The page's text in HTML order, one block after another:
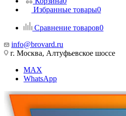
Избранные товары0
Сравнение товаров0
info@brovard.ru
г. Москва, Алтуфьевское шоссе
MAX
WhatsApp